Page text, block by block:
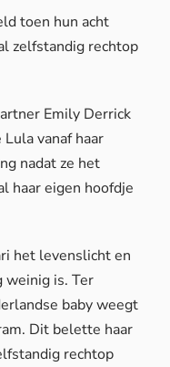
toen hun acht
zelfstandig rechtop
Emily Derrick
vanaf haar
nadat ze het
haar eigen hoofdje
het levenslicht en
is. Ter
baby weegt
Dit belette haar
rechtop